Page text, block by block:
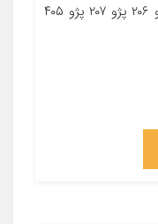
جنس ویسکوز مناسب برای خودرو پژو ۲۰۶ پژو ۲۰۷ پژو ۴۰۵